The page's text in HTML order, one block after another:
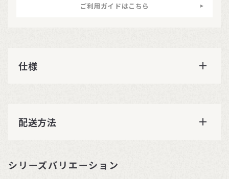
ご利用ガイドはこちら
仕様
配送方法
シリーズバリエーション